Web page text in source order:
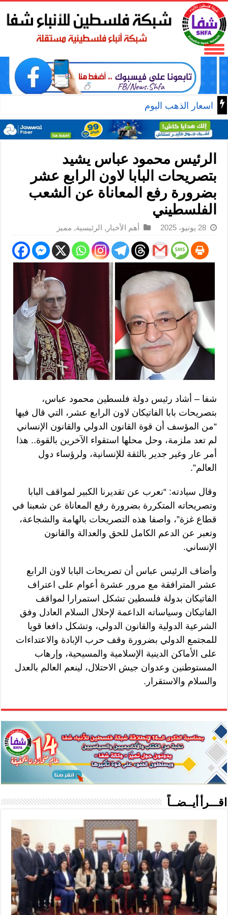
اسعار الذهب اليوم
الرئيس محمود عباس يشيد
بتصريحات البابا لاون الرابع عشر
بضرورة رفع المعاناة عن الشعب
الفلسطيني
28 يونيو، 2025 أهم الأخبار , الرئيسية, مميز
شفا – أشاد رئيس دولة فلسطين محمود عباس،
بتصريحات بابا الفاتيكان لاون الرابع عشر، التي قال فيها
“من المؤسف أن قوة القانون الدولي والقانون الإنساني
لم تعد ملزمة، وحل محلها استقواء الآخرين بالقوة.. هذا
أمر عار وغير جدير بالثقة للإنسانية، ولرؤساء دول
العالم”.
وقال سيادته: “نعرب عن تقديرنا الكبير لمواقف البابا
وتصريحاته المتكررة بضرورة رفع المعاناة عن شعبنا في
قطاع غزة”، واصفا هذه التصريحات بالهامة والشجاعة،
وتعبر عن الدعم الكامل للحق والعدالة والقانون
الإنساني.
وأضاف الرئيس عباس أن تصريحات البابا لاون الرابع
عشر المترافقة مع مرور عشرة أعوام على اعتراف
الفاتيكان بدولة فلسطين تشكل استمرارا لمواقف
الفاتيكان وسياساته الداعمة لإحلال السلام العادل وفق
الشرعية الدولية والقانون الدولي، وتشكل دافعا قويا
للمجتمع الدولي بضرورة وقف حرب الإبادة والاعتداءات
على الأماكن الدينية الإسلامية والمسيحية، وإرهاب
المستوطنين وعدوان جيش الاحتلال، لينعم العالم بالعدل
والسلام والاستقرار.
اقـــرأ أيــضــاً